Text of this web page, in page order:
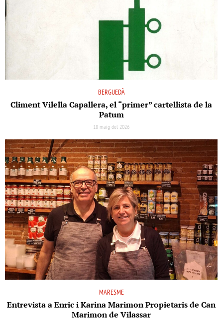
BERGUEDÀ
Climent Vilella Capallera, el “primer” cartellista de la
Patum
18 maig del 2026
MARESME
Entrevista a Enric i Karina Marimon Propietaris de Can
Marimon de Vilassar